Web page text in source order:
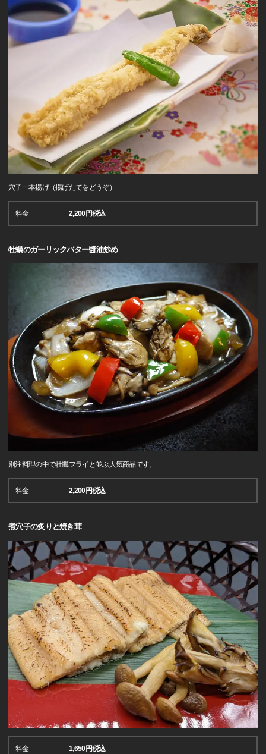
穴子一本揚げ（揚げたてをどうぞ）
料金 2,200円税込
牡蠣のガーリックバター醬油炒め
別注料理の中で牡蠣フライと並ぶ人気商品です。
料金 2,200円税込
煮穴子の炙りと焼き茸
料金 1,650円税込